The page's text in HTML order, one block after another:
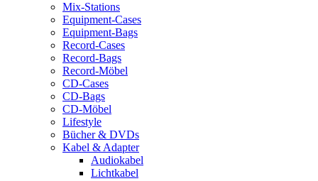
Mix-Stations
Equipment-Cases
Equipment-Bags
Record-Cases
Record-Bags
Record-Möbel
CD-Cases
CD-Bags
CD-Möbel
Lifestyle
Bücher & DVDs
Kabel & Adapter
Audiokabel
Lichtkabel